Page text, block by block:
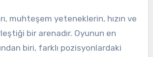
bir arenadır. Oyunun en
biri, farklı pozisyonlardaki